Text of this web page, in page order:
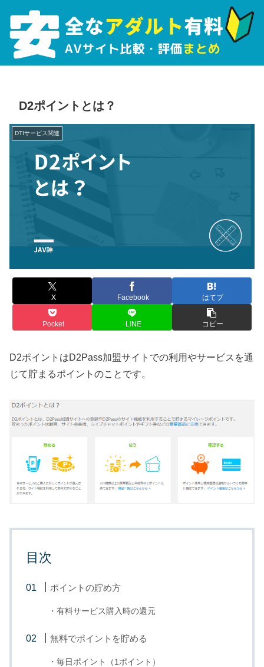
D2ポイントとは？
DTIサービス関連
X Facebook はてブ
Pocket LINE コピー
D2ポイントはD2Pass加盟サイトでの利用やサービスを通
じて貯まるポイントのことです。
目次
ポイントの貯め方
・有料サービス購入時の還元
無料でポイントを貯める
・毎日ポイント（1ポイント）